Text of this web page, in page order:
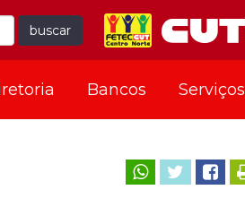
buscar
Bancos Serviços